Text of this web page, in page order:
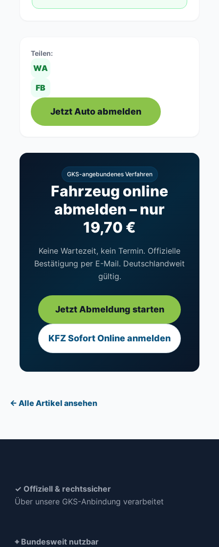
Teilen:
WA
FB
Jetzt Auto abmelden
GKS-angebundenes Verfahren
Fahrzeug online
abmelden – nur
19,70 €
Keine Wartezeit, kein Termin. Offizielle
Bestätigung per E-Mail. Deutschlandweit
gültig.
Jetzt Abmeldung starten
KFZ Sofort Online anmelden
← Alle Artikel ansehen
✓ Offiziell & rechtssicher
Über unsere GKS-Anbindung verarbeitet
⌖ Bundesweit nutzbar